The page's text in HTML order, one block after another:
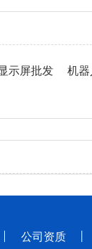
示屏批发 机
公司资质